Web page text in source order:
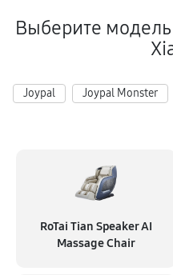
Ремонт
Ремонт
810 руб
Выберите
Joypal Joypal Monster
RoTai Tian Speaker AI
Massage Chair